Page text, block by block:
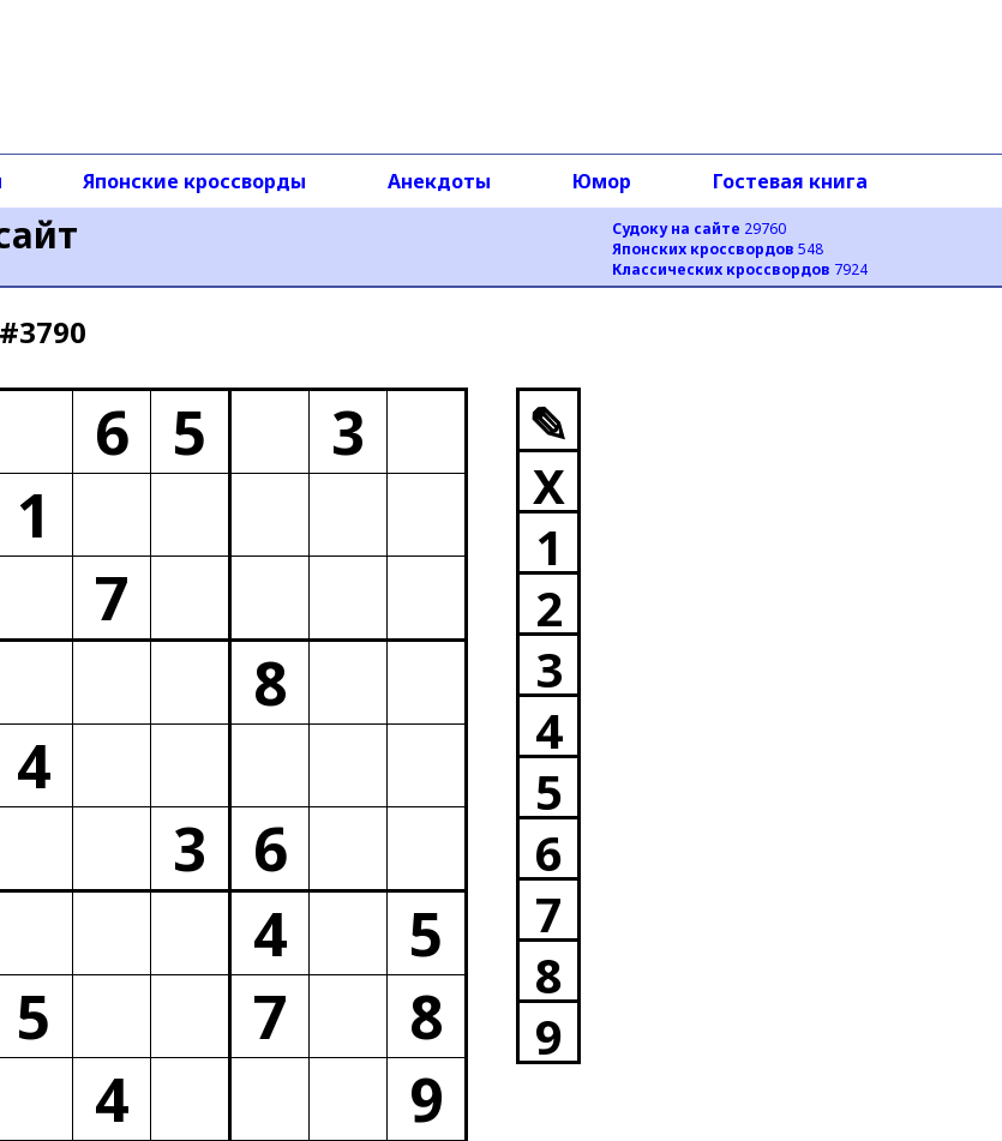
Судоку на сайте 29760
Японских кроссвордов 548
Классических кроссвордов 7924
Японские кроссворды Анекдоты Юмор Гостевая книга
6 5
3
1
7
8
4
3
6
4
5
5
7
8
4 9
✎
X
1
2
3
4
5
6
7
8
9